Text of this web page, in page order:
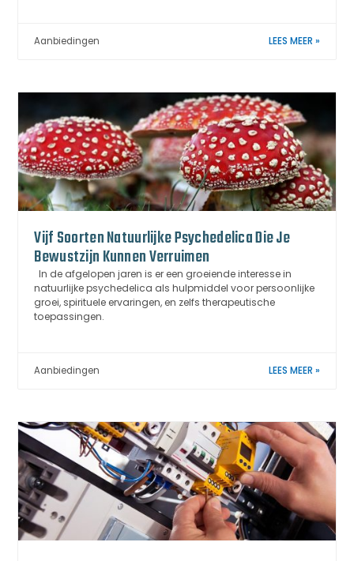
Aanbiedingen LEES MEER »
Vijf Soorten Natuurlijke Psychedelica Die Je
Bewustzijn Kunnen Verruimen
In de afgelopen jaren is er een groeiende interesse in
natuurlijke psychedelica als hulpmiddel voor persoonlijke
groei, spirituele ervaringen, en zelfs therapeutische
toepassingen.
Aanbiedingen LEES MEER »